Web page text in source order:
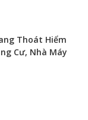
Thoát Hiểm
Cư, Nhà Máy